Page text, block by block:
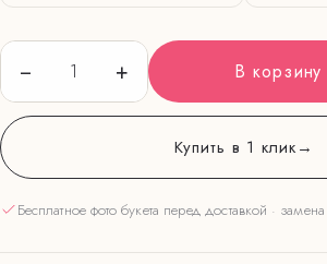
− 1 + В корзину
Купить в 1 клик→
Бесплатное фото букета перед доставкой ·